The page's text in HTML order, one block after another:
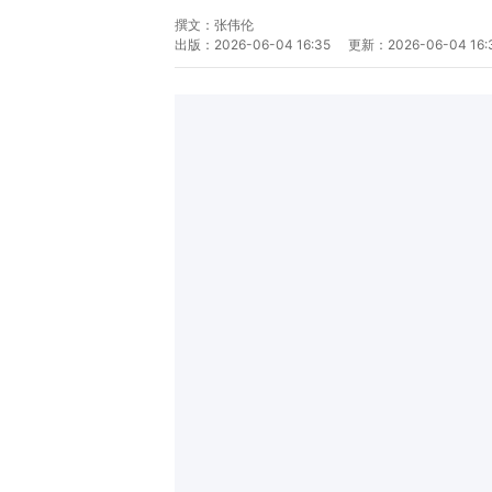
撰文： 张伟伦
出版： 2026-06-04 16:35 更新： 2026-06-04